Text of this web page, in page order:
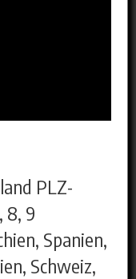
PLZ-
8, 9
Spanien,
Schweiz,